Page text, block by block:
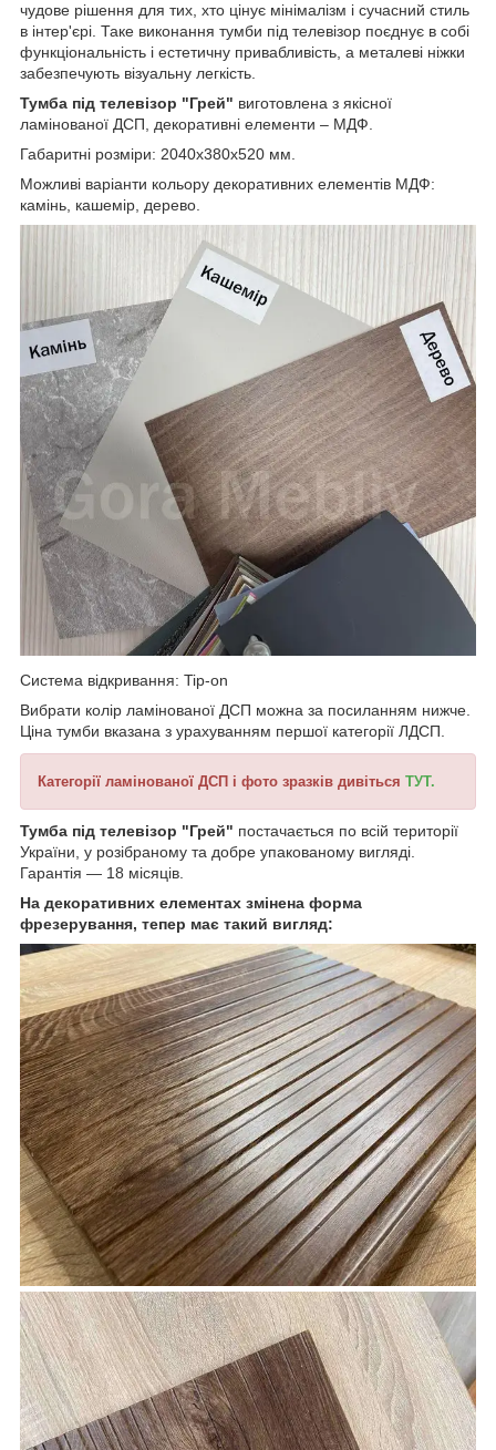
чудове рішення для тих, хто цінує мінімалізм і сучасний стиль
в інтер'єрі. Таке виконання тумби під телевізор поєднує в собі
функціональність і естетичну привабливість, а металеві ніжки
забезпечують візуальну легкість.
Тумба під телевізор "Грей" виготовлена з якісної
ламінованої ДСП, декоративні елементи – МДФ.
Габаритні розміри: 2040х380х520 мм.
Можливі варіанти кольору декоративних елементів МДФ:
камінь, кашемір, дерево.
Система відкривання: Tip-on
Вибрати колір ламінованої ДСП можна за посиланням нижче.
Ціна тумби вказана з урахуванням першої категорії ЛДСП.
Категорії ламінованої ДСП і фото зразків дивіться ТУТ.
Тумба під телевізор "Грей" постачається по всій території
України, у розібраному та добре упакованому вигляді.
Гарантія — 18 місяців.
На декоративних елементах змінена форма
фрезерування, тепер має такий вигляд: